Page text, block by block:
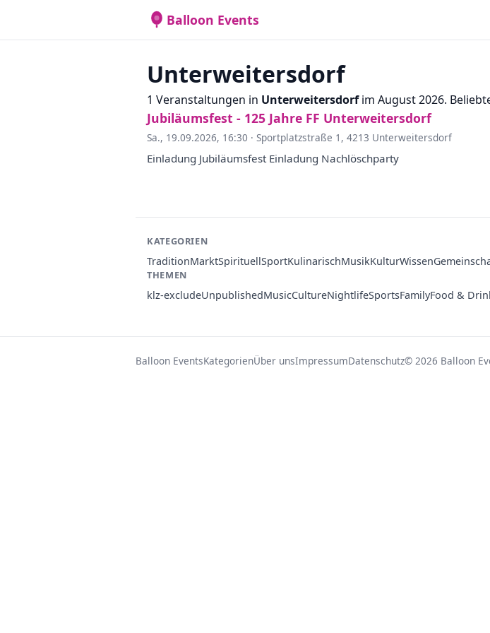
Balloon Events
Unterweitersdorf
1 Veranstaltungen in Unterweitersdorfim August 2026.
Jubiläumsfest - 125 Jahre FF Unterweitersdorf
Sa., 19.09.2026, 16:30 · Sportplatzstraße 1, 4213 Unterweitersdorf
Einladung Jubiläumsfest Einladung Nachlöschparty
KATEGORIEN
TraditionMarktSpirituellSportKulinarischMusikKulturWissen
THEMEN
klz-excludeUnpublishedMusicCultureNightlifeSportsFamilyFood &
Balloon EventsKategorienÜber unsImpressumDatenschutz© 2026 Balloon